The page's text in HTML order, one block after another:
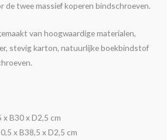
de twee massief koperen bindschroeven.
van hoogwaardige materialen,
stevig karton, natuurlijke boekbindstof
x B30 x D2,5 cm
x B38,5 x D2,5 cm